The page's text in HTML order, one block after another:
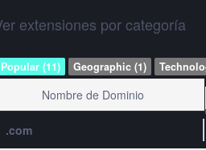
extensiones por categoría
Popular (11) Geographic (1)
Nombre de Dominio
.com